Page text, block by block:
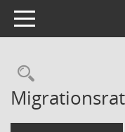
Toggle navigation